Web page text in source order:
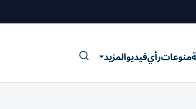
منوعاترأيفيديوالمزيد